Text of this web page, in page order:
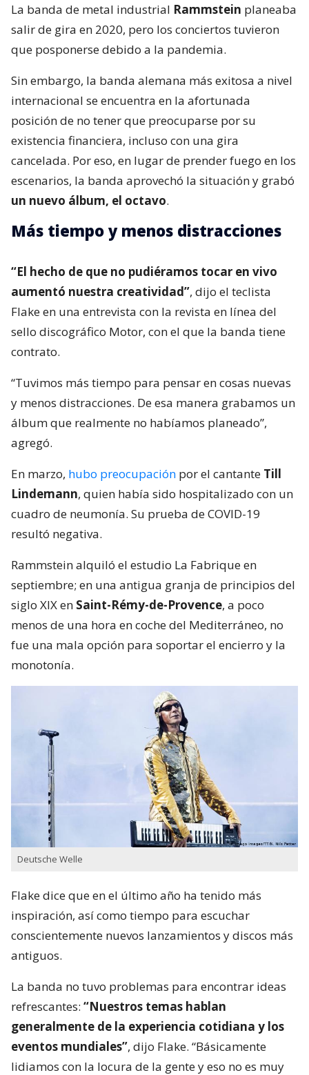
La banda de metal industrial Rammstein planeaba
salir de gira en 2020, pero los conciertos tuvieron
que posponerse debido a la pandemia.
Sin embargo, la banda alemana más exitosa a nivel
internacional se encuentra en la afortunada
posición de no tener que preocuparse por su
existencia financiera, incluso con una gira
cancelada. Por eso, en lugar de prender fuego en los
escenarios, la banda aprovechó la situación y grabó
un nuevo álbum, el octavo.
Más tiempo y menos distracciones
“El hecho de que no pudiéramos tocar en vivo
aumentó nuestra creatividad”, dijo el teclista
Flake en una entrevista con la revista en línea del
sello discográfico Motor, con el que la banda tiene
contrato.
“Tuvimos más tiempo para pensar en cosas nuevas
y menos distracciones. De esa manera grabamos un
álbum que realmente no habíamos planeado”,
agregó.
En marzo, hubo preocupación por el cantante Till
Lindemann, quien había sido hospitalizado con un
cuadro de neumonía. Su prueba de COVID-19
resultó negativa.
Rammstein alquiló el estudio La Fabrique en
septiembre; en una antigua granja de principios del
siglo XIX en Saint-Rémy-de-Provence, a poco
menos de una hora en coche del Mediterráneo, no
fue una mala opción para soportar el encierro y la
monotonía.
Deutsche Welle
Flake dice que en el último año ha tenido más
inspiración, así como tiempo para escuchar
conscientemente nuevos lanzamientos y discos más
antiguos.
La banda no tuvo problemas para encontrar ideas
refrescantes: “Nuestros temas hablan
generalmente de la experiencia cotidiana y los
eventos mundiales”, dijo Flake. “Básicamente
lidiamos con la locura de la gente y eso no es muy